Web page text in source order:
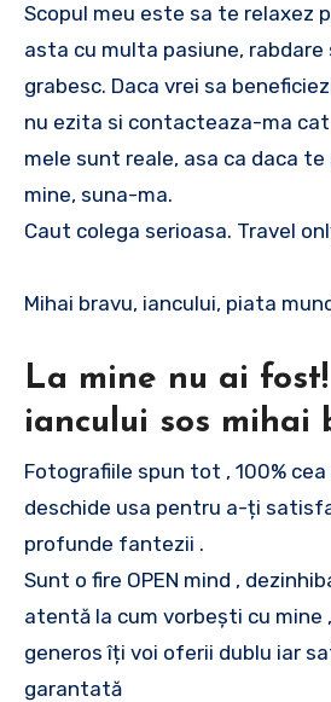
Scopul meu este sa te relaxez
asta cu multa pasiune, rabdare
grabesc. Daca vrei sa
nu ezita si contacteaza-ma cat
mele sunt reale, asa ca daca
mine, suna-ma.
Caut colega serioasa. Travel
Mihai bravu, iancului, piata
La mine nu ai
iancului sos mihai
Fotografiile spun tot , 100% cea din poze iti va
deschide usa pentru a-ți
profunde fantezii .
Sunt o fire OPEN mind ,
atentă la cum vorbești cu mine
generos îți voi oferii dublu iar
garantată